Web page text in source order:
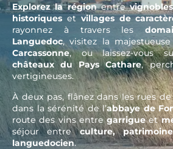
Explorez la régionentre
historiques et villages de
rayonnez à travers les
Languedoc, visitez la
Carcassonne, ou laissez-vous
châteaux du Pays Cathare,
vertigineuses.
À deux pas, flânez dans les rues
dans la sérénité de l’abbaye de
route des vins entregarrigueet
séjour entreculture,
languedocien.